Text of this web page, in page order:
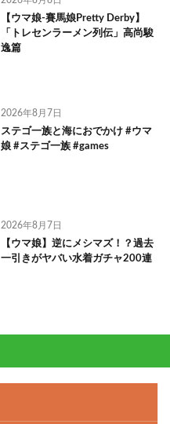
【ウマ娘-賽馬娘Pretty Derby】
「トレセンラーメン列伝」高尚駿
逸篇
2026年8月7日
ステゴ一族と海におでかけ #ウマ
娘 #ステゴ一族 #games
2026年8月7日
【ウマ娘】逆にメシマズ！？過去
一引きがヤバい水着ガチャ200連